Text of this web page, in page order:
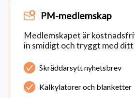
PM-medlemskap
Medlemskapet är
in smidigt och tryggt med ditt
Skräddarsytt nyhetsbrev
Kalkylatorer och blanketter